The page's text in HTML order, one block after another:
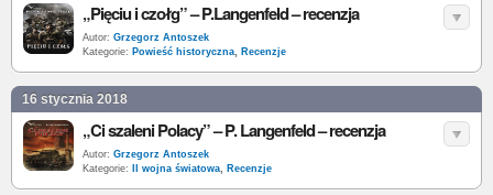
„Pięciu i czołg” – P.Langenfeld – recenzja
Autor: Grzegorz Antoszek
Kategorie: Powieść historyczna, Recenzje
16 stycznia 2018
„Ci szaleni Polacy” – P. Langenfeld – recenzja
Autor: Grzegorz Antoszek
Kategorie:
II wojna światowa, Recenzje